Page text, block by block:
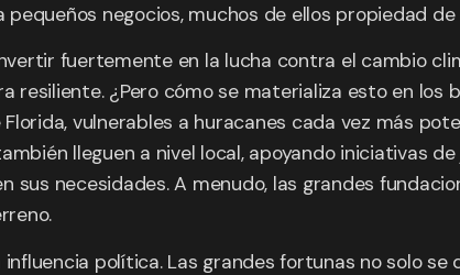
negocios, muchos de ellos propiedad
fuertemente en la lucha contra el cambio
¿Pero cómo se materializa esto en los
vulnerables a huracanes cada vez más
lleguen a nivel local, apoyando iniciativas
sus necesidades. A menudo, las grandes
política. Las grandes fortunas no solo